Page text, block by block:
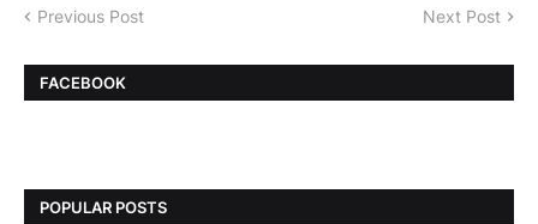
Previous Post Next Post
FACEBOOK
POPULAR POSTS